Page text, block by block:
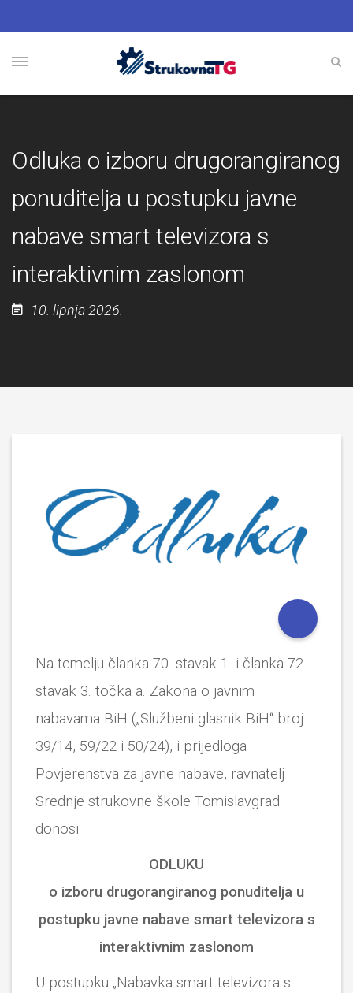
Odluka o izboru drugorangiranog
ponuditelja u postupku javne
nabave smart televizora s
interaktivnim zaslonom
10. lipnja 2026.
Na temelju članka 70. stavak 1. i članka 72.
stavak 3. točka a. Zakona o javnim
nabavama BiH („Službeni glasnik BiH“ broj
39/14, 59/22 i 50/24), i prijedloga
Povjerenstva za javne nabave, ravnatelj
Srednje strukovne škole Tomislavgrad
donosi:
ODLUKU
o izboru drugorangiranog ponuditelja u
postupku javne nabave smart televizora s
interaktivnim zaslonom
U postupku „Nabavka smart televizora s